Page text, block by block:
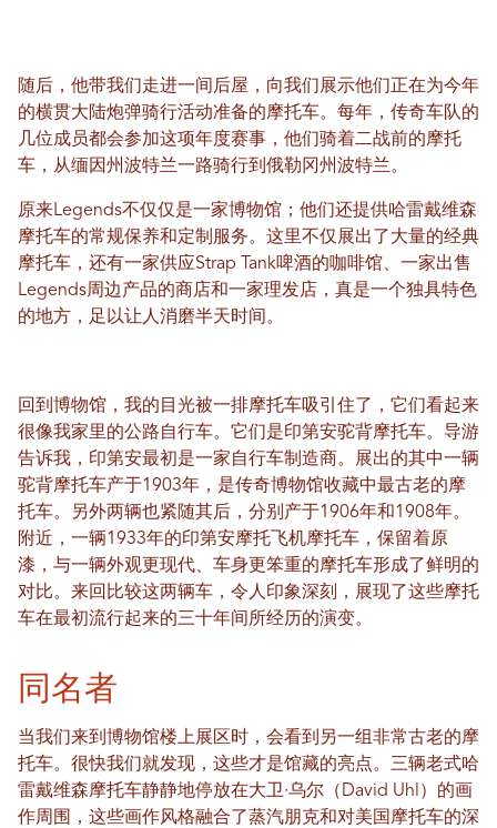
随后，他带我们走进一间后屋，向我们展示他们正在为今年
的横贯大陆炮弹骑行活动准备的摩托车。每年，传奇车队的
几位成员都会参加这项年度赛事，他们骑着二战前的摩托
车，从缅因州波特兰一路骑行到俄勒冈州波特兰。
原来Legends不仅仅是一家博物馆；他们还提供哈雷戴维森
摩托车的常规保养和定制服务。这里不仅展出了大量的经典
摩托车，还有一家供应Strap Tank啤酒的咖啡馆、一家出售
Legends周边产品的商店和一家理发店，真是一个独具特色
的地方，足以让人消磨半天时间。
回到博物馆，我的目光被一排摩托车吸引住了，它们看起来
很像我家里的公路自行车。它们是印第安驼背摩托车。导游
告诉我，印第安最初是一家自行车制造商。展出的其中一辆
驼背摩托车产于1903年，是传奇博物馆收藏中最古老的摩
托车。另外两辆也紧随其后，分别产于1906年和1908年。
附近，一辆1933年的印第安摩托飞机摩托车，保留着原
漆，与一辆外观更现代、车身更笨重的摩托车形成了鲜明的
对比。来回比较这两辆车，令人印象深刻，展现了这些摩托
车在最初流行起来的三十年间所经历的演变。
同名者
当我们来到博物馆楼上展区时，会看到另一组非常古老的摩
托车。很快我们就发现，这些才是馆藏的亮点。三辆老式哈
雷戴维森摩托车静静地停放在大卫·乌尔（David Uhl）的画
作周围，这些画作风格融合了蒸汽朋克和对美国摩托车的深